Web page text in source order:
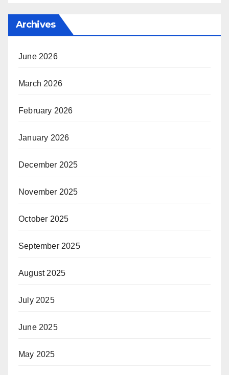
Archives
June 2026
March 2026
February 2026
January 2026
December 2025
November 2025
October 2025
September 2025
August 2025
July 2025
June 2025
May 2025